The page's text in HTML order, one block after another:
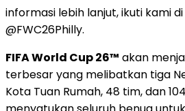
informasi lebih lanjut, ikuti kami
@FWC26Philly.
FIFA World Cup 26™ akan
terbesar yang melibatkan tiga
Kota Tuan Rumah, 48 tim, dan